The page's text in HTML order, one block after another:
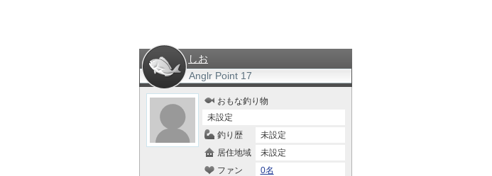
しお
Anglr Point 17
おもな釣り物
未設定
釣り歴
未設定
居住地域
未設定
ファン
0名